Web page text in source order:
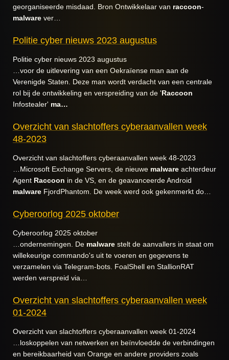
georganiseerde misdaad. Bron Ontwikkelaar van raccoon-
malware ver…
Politie cyber nieuws 2023 augustus
Politie cyber nieuws 2023 augustus
…voor de uitlevering van een Oekraïense man aan de
Verenigde Staten. Deze man wordt verdacht van een centrale
rol bij de ontwikkeling en verspreiding van de 'Raccoon
Infostealer' ma…
Overzicht van slachtoffers cyberaanvallen week
48-2023
Overzicht van slachtoffers cyberaanvallen week 48-2023
…Microsoft Exchange Servers, de nieuwe malware achterdeur
Agent Raccoon in de VS, en de geavanceerde Android
malware FjordPhantom. De week werd ook gekenmerkt do…
Cyberoorlog 2025 oktober
Cyberoorlog 2025 oktober
…ondernemingen. De malware stelt de aanvallers in staat om
willekeurige commando's uit te voeren en gegevens te
verzamelen via Telegram-bots. FoalShell en StallionRAT
werden verspreid via…
Overzicht van slachtoffers cyberaanvallen week
01-2024
Overzicht van slachtoffers cyberaanvallen week 01-2024
…loskoppelen van netwerken en beïnvloedde de verbindingen
en bereikbaarheid van Orange en andere providers zoals